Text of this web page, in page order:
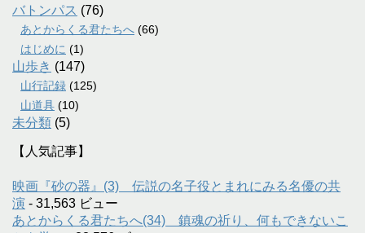
バトンパス (76)
あとからくる君たちへ (66)
はじめに (1)
山歩き (147)
山行記録 (125)
山道具 (10)
未分類 (5)
【人気記事】
映画『砂の器』(3) 伝説の名子役とまれにみる名優の共
演 - 31,563 ビュー
あとからくる君たちへ(34) 鎮魂の祈り、何もできないこ